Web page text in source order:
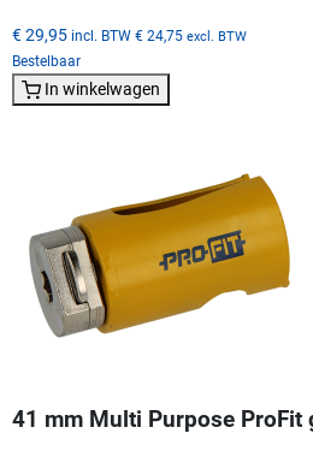
€ 29,95 incl. BTW € 24,75 excl. BTW
Bestelbaar
In winkelwagen
41 mm Multi Purpose ProFit